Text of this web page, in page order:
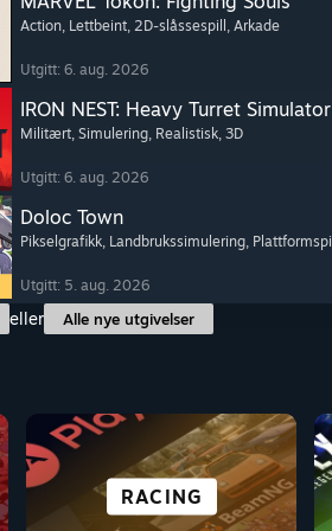
Action, Lettbeint, 2D-slåssespill , Arkade
Utgitt: 6. aug. 2026
IRON NEST: Heavy Turret Simulator
Militært, Simulering, Realistisk, 3D
Utgitt: 6. aug. 2026
Doloc Town
Pikselgrafikk, Landbrukssimulering, Plattformspill
Utgitt: 5. aug. 2026
eller Alle nye utgivelser
RACING
GRATIS Å SPILLE
ROLLESPILL
SAMARBEID